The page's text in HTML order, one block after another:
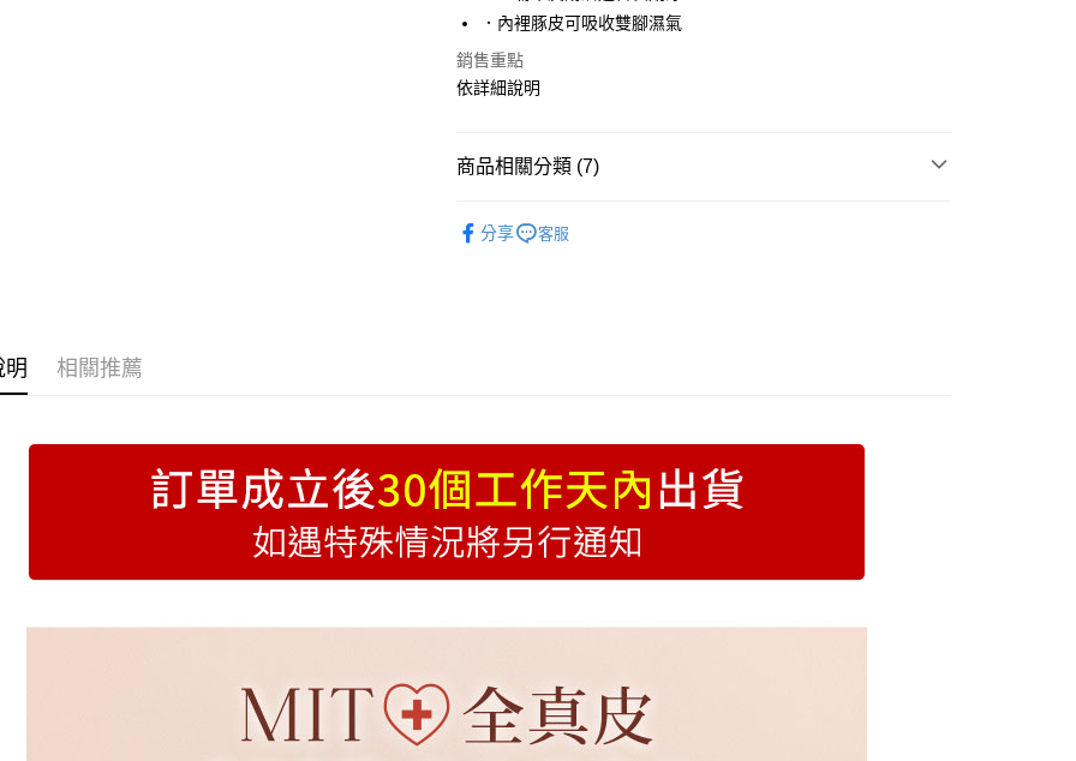
Google Pay
每筆NT$9,999
(未開放使用)萊爾富
7-11取貨付款
黑貓宅急便
每筆NT$70，滿NT$999(含以上)免運費
．內裡豚皮可吸收雙腳濕氣
銷售重點
依詳細說明
商品相關分類 (7)
楦型快搜 圓頭鞋
分享 客服
明 相關推薦